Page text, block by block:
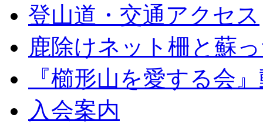
登山道・交通アクセス
鹿除けネット柵と蘇
『櫛形山を愛する会
入会案内